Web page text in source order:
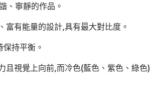
寧靜的作品。
有能量的設計,具有最大對比度。
持平衡。
且視覺上向前,而冷色(藍色、紫色、綠色)